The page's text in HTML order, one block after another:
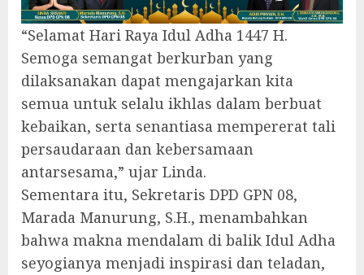
“Selamat Hari Raya Idul Adha 1447 H.
Semoga semangat berkurban yang
dilaksanakan dapat mengajarkan kita
semua untuk selalu ikhlas dalam berbuat
kebaikan, serta senantiasa mempererat tali
persaudaraan dan kebersamaan
antarsesama,” ujar Linda.
Sementara itu, Sekretaris DPD GPN 08,
Marada Manurung, S.H., menambahkan
bahwa makna mendalam di balik Idul Adha
seyogianya menjadi inspirasi dan teladan,